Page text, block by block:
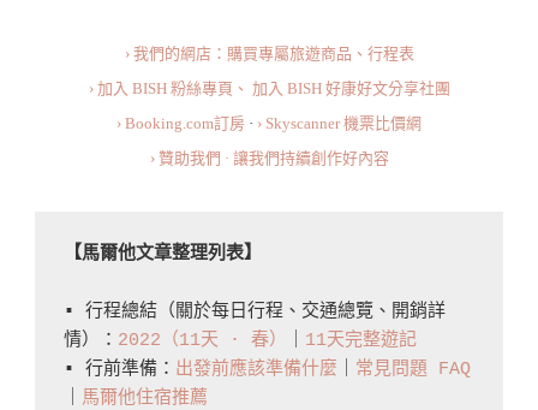
To
Plan
Everything
› 我們的網店：購買專屬旅遊商品、行程表
› 加入 BISH 粉絲專頁、 加入 BISH 好康好文分享社團
› Booking.com訂房 · › Skyscanner 機票比價網
› 贊助我們 · 讓我們持續創作好內容
【馬爾他文章整理列表】
▪️ 行程總結（關於每日行程、交通總覽、開銷詳
情）： 2022（11天 · 春）
11天完整遊記
▪️ 行前準備： 出發前應該準備什麼
常見問題 FAQ
馬爾他住宿推薦